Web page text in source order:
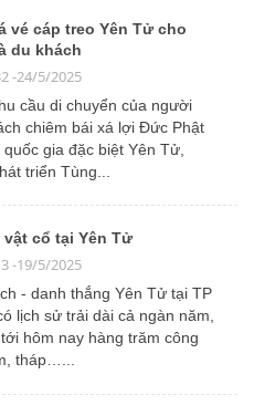
vé cáp treo Yên Tử cho
du khách
-24/5/2025
cầu di chuyển của người
chiêm bái xá lợi Đức Phật
gia đặc biệt Yên Tử,
triển Tùng...
vật cổ tại Yên Tử
-19/5/2025
- danh thắng Yên Tử tại TP
lịch sử trải dài cả ngàn năm,
hôm nay hàng trăm công
tháp…...